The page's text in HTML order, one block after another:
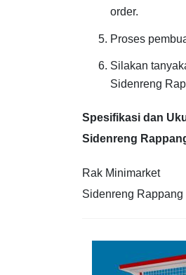
order.
Proses
Silakan
Sidenreng
Spesifikasi dan
Sidenreng
Rak Minimarket
Sidenreng